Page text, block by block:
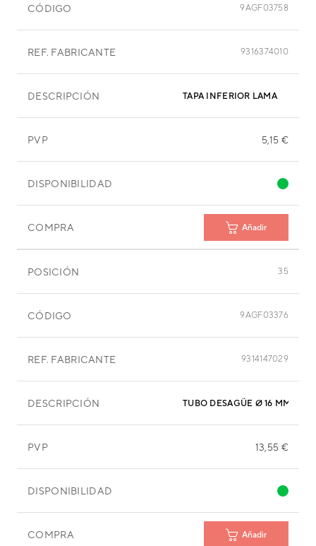
CÓDIGO 9AGF03758
REF. FABRICANTE 9316374010
DESCRIPCIÓN TAPA INFERIOR LAMA
PVP 5,15 €
DISPONIBILIDAD
COMPRA Añadir
POSICIÓN 35
CÓDIGO 9AGF03376
REF. FABRICANTE 9314147029
DESCRIPCIÓN TUBO DESAGÜE Ø 16 MM
PVP 13,55 €
DISPONIBILIDAD
COMPRA Añadir